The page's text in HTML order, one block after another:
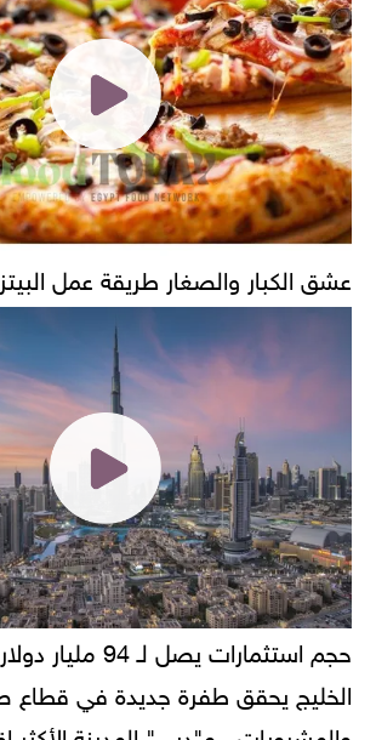
عشق الكبار والصغار طريقة عمل
الخليج يحقق طفرة جديدة في قطاع